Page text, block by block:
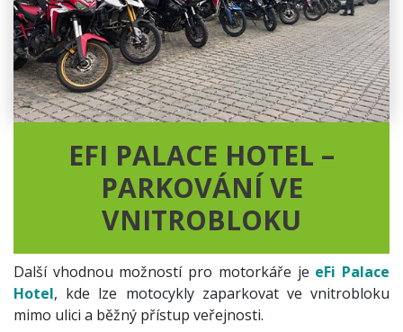
EFI PALACE HOTEL –
PARKOVÁNÍ VE
VNITROBLOKU
Další vhodnou možností pro motorkáře je eFi Palace
Hotel, kde lze motocykly zaparkovat ve vnitrobloku
mimo ulici a běžný přístup veřejnosti.